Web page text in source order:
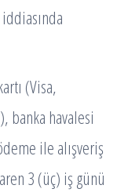
iddiasında
(Visa,
banka havalesi
ile alışveriş
3 (üç) iş günü